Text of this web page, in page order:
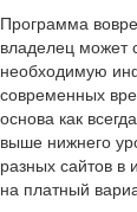
Программа
владелец может
необходимую
современных
основа как
выше нижнего
разных сайтов в
на платный